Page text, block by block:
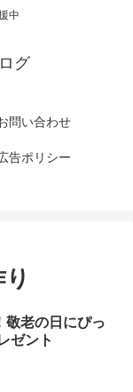
中
グ
問い合わせ
告ポリシー
敬老の日にぴっ
ゼント